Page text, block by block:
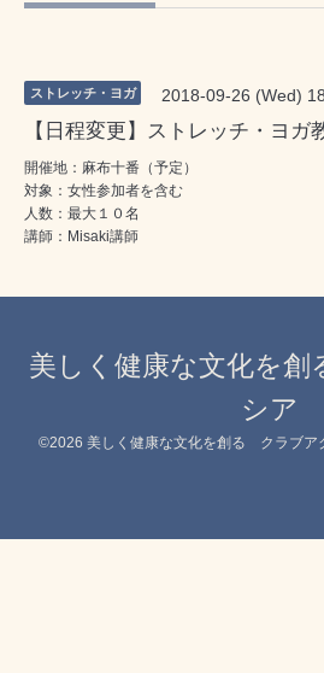
ストレッチ・ヨガ 2018-09-26 (Wed)
【日程変更】ストレッチ・ヨガ
開催地：麻布十番（予定）
対象：女性参加者を含む
人数：最大１０名
講師：Misaki講師
美しく健康な文化を
シア
©2026 美しく健康な文化を創る クラブア